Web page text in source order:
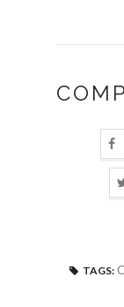
TAGS: